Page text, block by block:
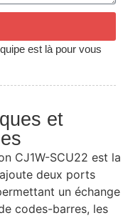
est là pour vous
et
CJ1W-SCU22 est la
deux ports
un échange
codes-barres, les